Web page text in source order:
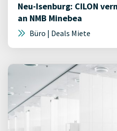
Neu-Isenburg: CILON
an NMB Minebea
Büro | Deals Miete